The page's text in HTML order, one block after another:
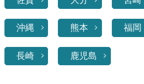
沖縄 熊本 福岡
長崎 鹿児島